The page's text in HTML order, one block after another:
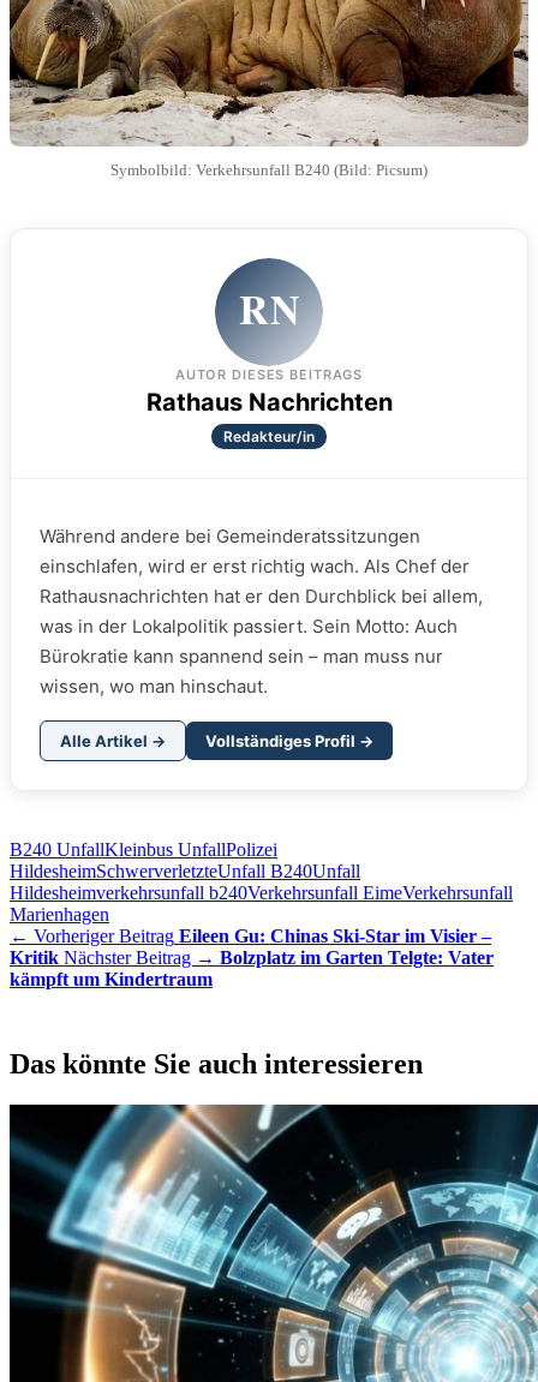
Symbolbild: Verkehrsunfall B240 (Bild: Picsum)
RN
AUTOR DIESES BEITRAGS
Rathaus Nachrichten
Redakteur/in
Während andere bei Gemeinderatssitzungen
einschlafen, wird er erst richtig wach. Als Chef der
Rathausnachrichten hat er den Durchblick bei allem,
was in der Lokalpolitik passiert. Sein Motto: Auch
Bürokratie kann spannend sein – man muss nur
wissen, wo man hinschaut.
Alle Artikel → Vollständiges Profil →
B240 UnfallKleinbus UnfallPolizei
HildesheimSchwerverletzteUnfall B240Unfall
Hildesheimverkehrsunfall b240Verkehrsunfall EimeVerkehrsunfall
Marienhagen
← Vorheriger Beitrag Eileen Gu: Chinas Ski-Star im Visier –
Kritik Nächster Beitrag → Bolzplatz im Garten Telgte: Vater
kämpft um Kindertraum
Das könnte Sie auch interessieren